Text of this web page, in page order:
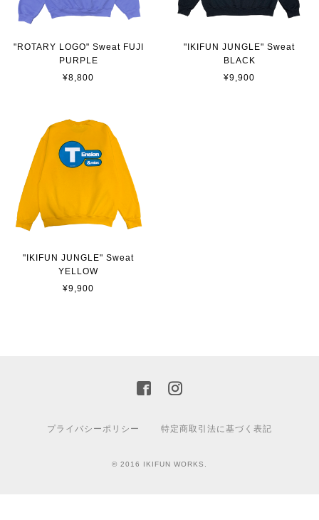
"ROTARY LOGO" Sweat FUJI
PURPLE
¥8,800
"IKIFUN JUNGLE" Sweat
BLACK
¥9,900
"IKIFUN JUNGLE" Sweat
YELLOW
¥9,900
プライバシーポリシー 特定商取引法に基づく表記
© 2016 IKIFUN WORKS.